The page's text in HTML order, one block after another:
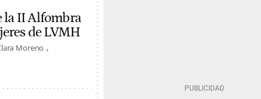
la II Alfombra
de LVMH
Moreno